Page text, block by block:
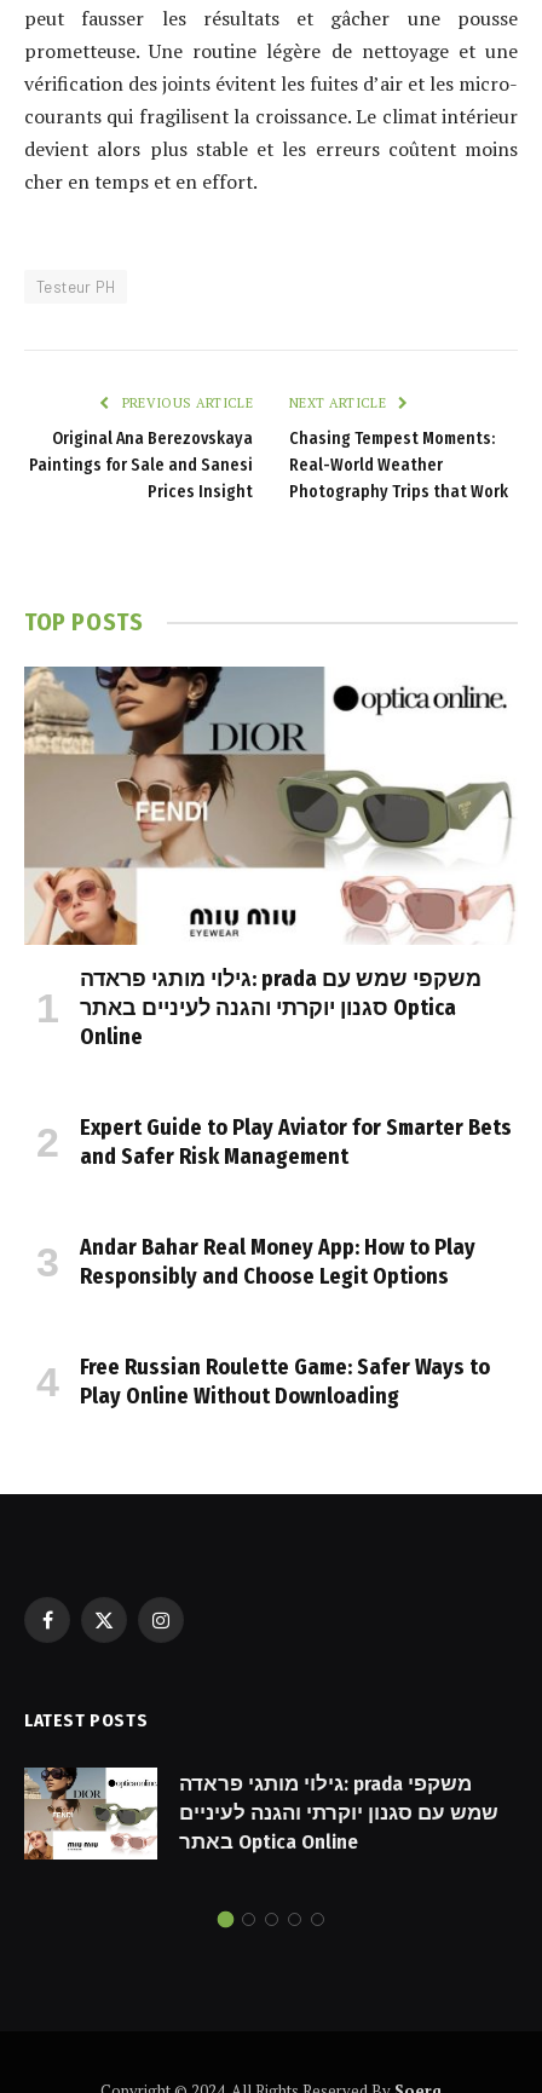
peut fausser les résultats et gâcher une pousse
prometteuse. Une routine légère de nettoyage et une
vérification des joints évitent les fuites d’air et les micro-
courants qui fragilisent la croissance. Le climat intérieur
devient alors plus stable et les erreurs coûtent moins
cher en temps et en effort.
Testeur PH
PREVIOUS ARTICLE
Original Ana Berezovskaya
Paintings for Sale and Sanesi
Prices Insight
NEXT ARTICLE
Chasing Tempest Moments:
Real-World Weather
Photography Trips that Work
TOP POSTS
גילוי מותגי פראדה: prada משקפי שמש עם
סגנון יוקרתי והגנה לעיניים באתר Optica
Online
Expert Guide to Play Aviator for Smarter Bets
and Safer Risk Management
Andar Bahar Real Money App: How to Play
Responsibly and Choose Legit Options
Free Russian Roulette Game: Safer Ways to
Play Online Without Downloading
Facebook
X
Instagram
LATEST POSTS
גילוי מותגי פראדה: prada משקפי
שמש עם סגנון יוקרתי והגנה לעיניים
באתר Optica Online